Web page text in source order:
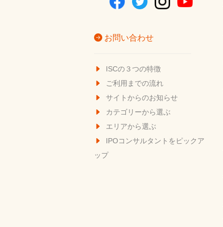
お問い合わせ
ISCの３つの特徴
ご利用までの流れ
サイトからのお知らせ
カテゴリーから選ぶ
エリアから選ぶ
IPOコンサルタントをピックア
ップ